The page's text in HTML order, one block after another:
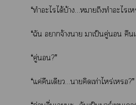
“ทำะไได้บ้าง…าถึงทำะไเ
“ฉัน าจ้างา าเป็นคู่ คืน
“คู่?”
“แค่คืนเดียว…าคิดเท่าไหร่เ?”